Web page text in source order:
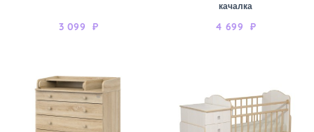
3 099 ₽
качалка
4 699 ₽